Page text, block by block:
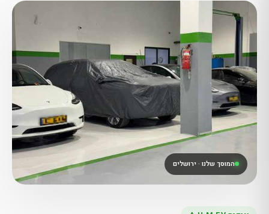
המוסך שלנו · ירושלים